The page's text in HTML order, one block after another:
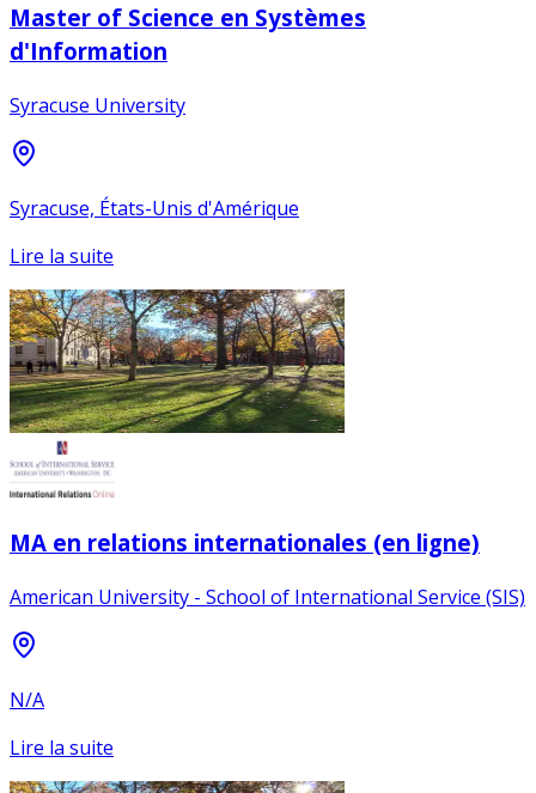
Master of Science en Systèmes
d'Information
Syracuse University
Syracuse, États-Unis d'Amérique
Lire la suite
MA en relations internationales (en ligne)
American University - School of International Service (SIS)
N/A
Lire la suite